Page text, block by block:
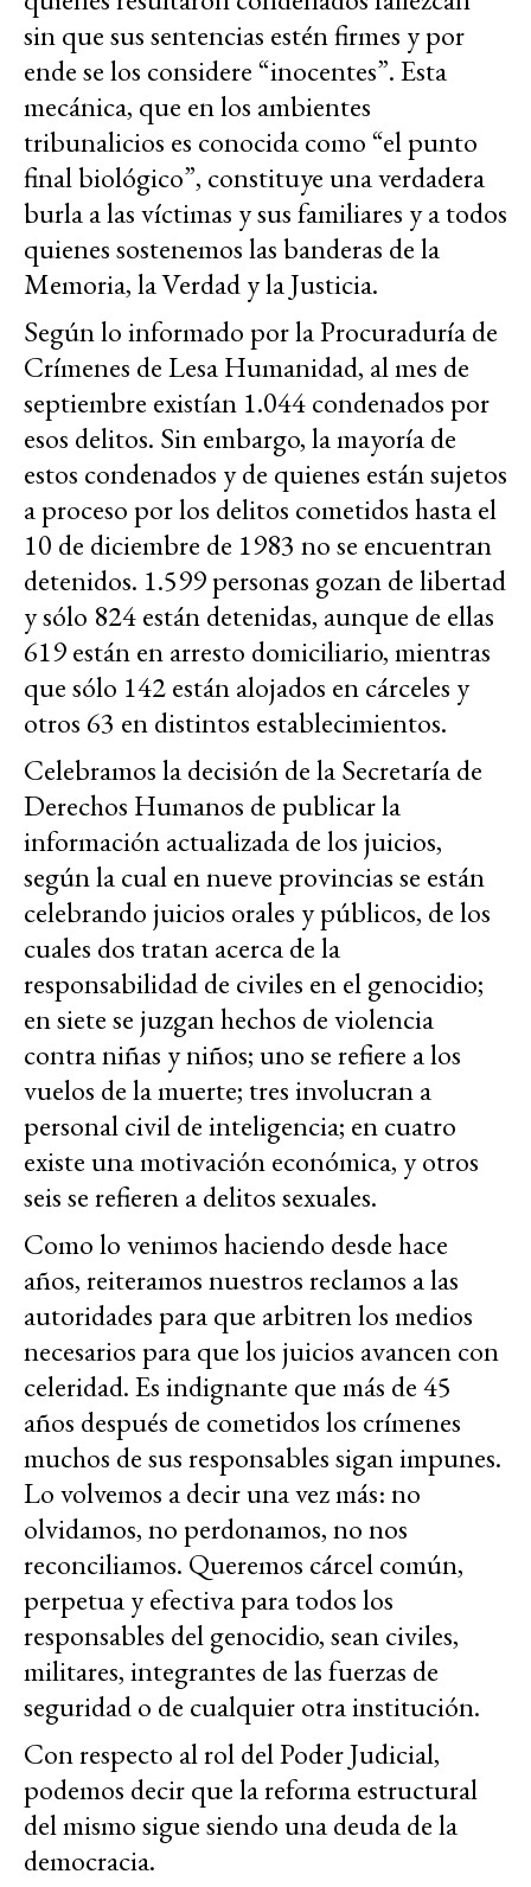
sin que sus sentencias estén firmes y por
ende se los considere “inocentes”. Esta
mecánica, que en los ambientes
tribunalicios es conocida como “el punto
final biológico”, constituye una verdadera
burla a las víctimas y sus familiares y a todos
quienes sostenemos las banderas de la
Memoria, la Verdad y la Justicia.
Según lo informado por la Procuraduría de
Crímenes de Lesa Humanidad, al mes de
septiembre existían 1.044 condenados por
esos delitos. Sin embargo, la mayoría de
estos condenados y de quienes están sujetos
a proceso por los delitos cometidos hasta el
10 de diciembre de 1983 no se encuentran
detenidos. 1.599 personas gozan de libertad
y sólo 824 están detenidas, aunque de ellas
619 están en arresto domiciliario, mientras
que sólo 142 están alojados en cárceles y
otros 63 en distintos establecimientos.
Celebramos la decisión de la Secretaría de
Derechos Humanos de publicar la
información actualizada de los juicios,
según la cual en nueve provincias se están
celebrando juicios orales y públicos, de los
cuales dos tratan acerca de la
responsabilidad de civiles en el genocidio;
en siete se juzgan hechos de violencia
contra niñas y niños; uno se refiere a los
vuelos de la muerte; tres involucran a
personal civil de inteligencia; en cuatro
existe una motivación económica, y otros
seis se refieren a delitos sexuales.
Como lo venimos haciendo desde hace
años, reiteramos nuestros reclamos a las
autoridades para que arbitren los medios
necesarios para que los juicios avancen con
celeridad. Es indignante que más de 45
años después de cometidos los crímenes
muchos de sus responsables sigan impunes.
Lo volvemos a decir una vez más: no
olvidamos, no perdonamos, no nos
reconciliamos. Queremos cárcel común,
perpetua y efectiva para todos los
responsables del genocidio, sean civiles,
militares, integrantes de las fuerzas de
seguridad o de cualquier otra institución.
Con respecto al rol del Poder Judicial,
podemos decir que la reforma estructural
del mismo sigue siendo una deuda de la
democracia.